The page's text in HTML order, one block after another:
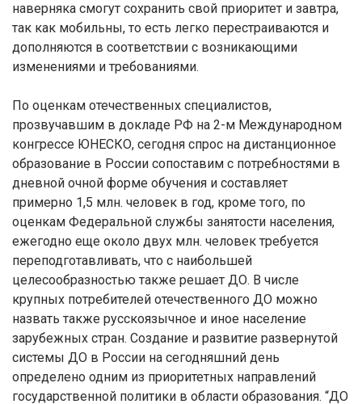
наверняка смогут сохранить свой приоритет и завтра,
так как мобильны, то есть легко перестраиваются и
дополняются в соответствии с возникающими
изменениями и требованиями.
По оценкам отечественных специалистов,
прозвучавшим в докладе РФ на 2-м Международном
конгрессе ЮНЕСКО, сегодня спрос на дистанционное
образование в России сопоставим с потребностями в
дневной очной форме обучения и составляет
примерно 1,5 млн. человек в год, кроме того, по
оценкам Федеральной службы занятости населения,
ежегодно еще около двух млн. человек требуется
переподготавливать, что с наибольшей
целесообразностью также решает ДО. В числе
крупных потребителей отечественного ДО можно
назвать также русскоязычное и иное население
зарубежных стран. Создание и развитие развернутой
системы ДО в России на сегодняшний день
определено одним из приоритетных направлений
государственной политики в области образования. “ДО